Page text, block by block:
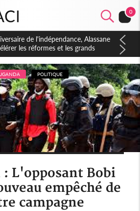
0
Amadou Oury Bah admire le modèle
pour accélérer le développement
POLITIQUE
: L'opposant Bobi
empêché de
campagne